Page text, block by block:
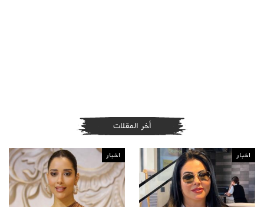
أخر المقلات
اخبار اخبار